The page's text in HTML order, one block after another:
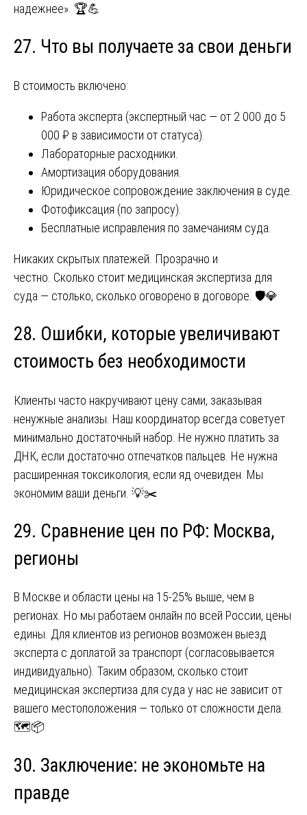
надежнее». 🏆💪
27. Что вы получаете за свои деньги
В стоимость включено:
Работа эксперта (экспертный час — от 2 000 до 5
000 ₽ в зависимости от статуса).
Лабораторные расходники.
Амортизация оборудования.
Юридическое сопровождение заключения в суде.
Фотофиксация (по запросу).
Бесплатные исправления по замечаниям суда.
Никаких скрытых платежей. Прозрачно и
честно. Сколько стоит медицинская экспертиза для
суда — столько, сколько оговорено в договоре. 🛡️💎
28. Ошибки, которые увеличивают
стоимость без необходимости
Клиенты часто накручивают цену сами, заказывая
ненужные анализы. Наш координатор всегда советует
минимально достаточный набор. Не нужно платить за
ДНК, если достаточно отпечатков пальцев. Не нужна
расширенная токсикология, если яд очевиден. Мы
экономим ваши деньги. 💡✂️
29. Сравнение цен по РФ: Москва,
регионы
В Москве и области цены на 15-25% выше, чем в
регионах. Но мы работаем онлайн по всей России, цены
едины. Для клиентов из регионов возможен выезд
эксперта с доплатой за транспорт (согласовывается
индивидуально). Таким образом, сколько стоит
медицинская экспертиза для суда у нас не зависит от
вашего местоположения — только от сложности дела.
🗺️📦
30. Заключение: не экономьте на
правде